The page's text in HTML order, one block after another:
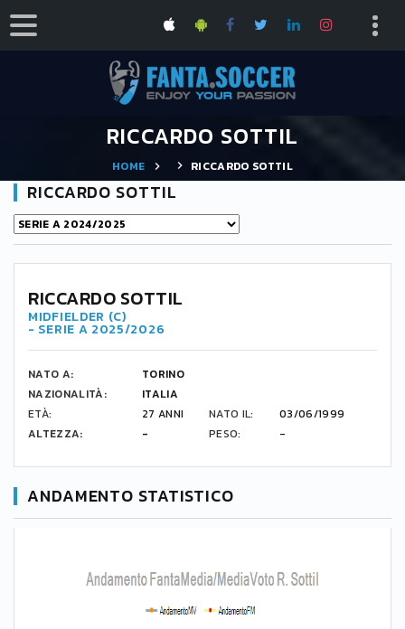
RICCARDO SOTTIL
HOME RICCARDO SOTTIL
RICCARDO SOTTIL
23
RICCARDO SOTTIL
MIDFIELDER (C)
- SERIE A 2025/2026
NATO A:
TORINO
NAZIONALITÀ:
ITALIA
ETÀ:
27 ANNI NATO IL:
03/06/1999
ALTEZZA:
- PESO: -
ANDAMENTO STATISTICO